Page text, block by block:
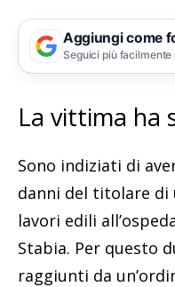
Aggiungi come
Seguici più
La vittima ha
Sono indiziati di
danni del titolare
lavori edili
Stabia. Per questo
raggiunti da